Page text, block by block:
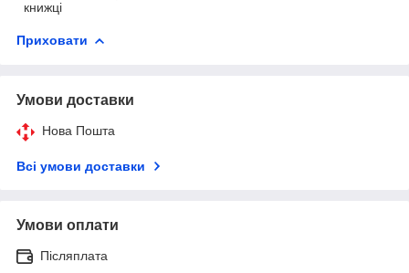
книжці
Приховати
Умови доставки
Нова Пошта
Всі умови доставки
Умови оплати
Післяплата